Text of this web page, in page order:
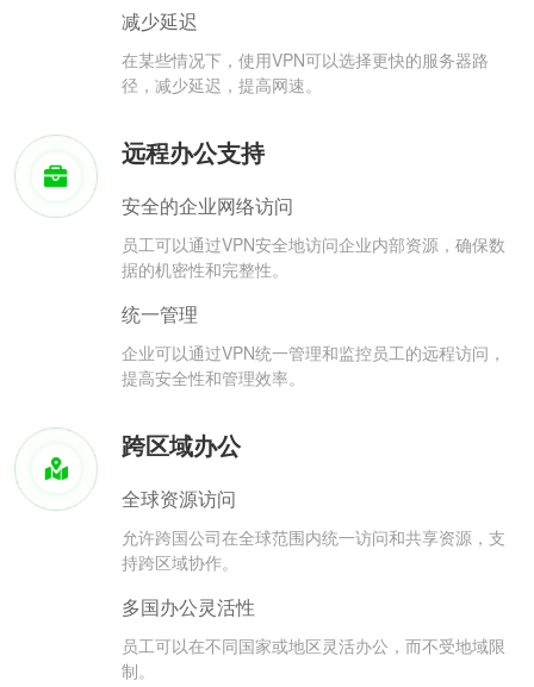
减少延迟
在某些情况下，使用VPN可以选择更快的服务器路
径，减少延迟，提高网速。
远程办公支持
安全的企业网络访问
员工可以通过VPN安全地访问企业内部资源，确保数
据的机密性和完整性。
统一管理
企业可以通过VPN统一管理和监控员工的远程访问，
提高安全性和管理效率。
跨区域办公
全球资源访问
允许跨国公司在全球范围内统一访问和共享资源，支
持跨区域协作。
多国办公灵活性
员工可以在不同国家或地区灵活办公，而不受地域限
制。